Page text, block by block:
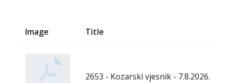
Image Title
2653 - Kozarski vjesnik - 7.8.2026.